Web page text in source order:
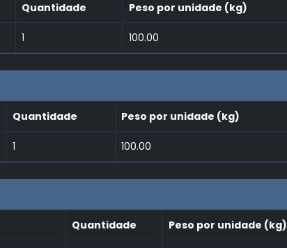
Quantidade Peso por unidade (kg)
1 100.00
Quantidade Peso por unidade (kg)
1 100.00
Quantidade Peso por unidade (kg)